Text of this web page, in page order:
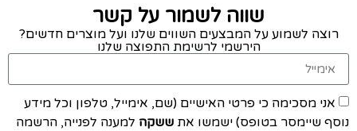
שווה לשמור על קשר
רוצה לשמוע על המבצעים השווים שלנו ועל מוצרים חדשים?
הירשמי לרשימת התפוצה שלנו
אני מסכימה כי פרטי האישיים (שם, אימייל, טלפון וכל מידע
נוסף שיימסר בטופס) ישמשו את ששקה למענה לפנייה, הרשמה